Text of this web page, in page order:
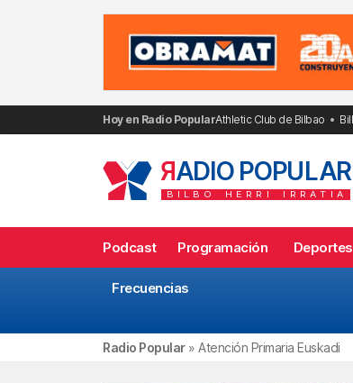
Hoy en Radio PopularAthletic Club de Bilbao
RADIO POPULAR
BILBO HERRI IRRATIA
Podcast Programación Deportes
Frecuencias
Radio Popular» Atención Primaria Euskadi